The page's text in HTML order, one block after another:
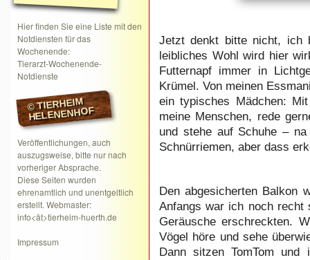
Hier finden Sie eine Liste mit den
Notdiensten für das
Wochenende:
Tierarzt-Wochenende-
Notdienste
© TIERHEIM
HELENENHOF
Veröffentlichungen, auch
auszugsweise, bitte nur nach
vorheriger Absprache.
Diese Seiten wurden
ehrenamtlich und unentgeltlich
erstellt. Webmaster:
info<ät>tierheim-huerth.de
Impressum
Jetzt denkt bitte nicht, ich
leibliches Wohl wird hier
Futternapf immer in
Krümel. Von meinen
ein typisches Mädchen:
meine Menschen, rede
und stehe auf Schuhe –
Schnürriemen, aber dass
Den abgesicherten Balkon
Anfangs war ich noch recht
Geräusche erschreckten.
Vögel höre und sehe
Dann sitzen TomTom und